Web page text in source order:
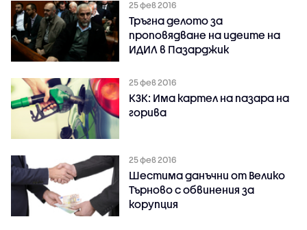
25 фев 2016
Тръгна делото за
проповядване на идеите на
ИДИЛ в Пазарджик
25 фев 2016
КЗК: Има картел на пазара на
горива
25 фев 2016
Шестима данъчни от Велико
Търново с обвинения за
корупция